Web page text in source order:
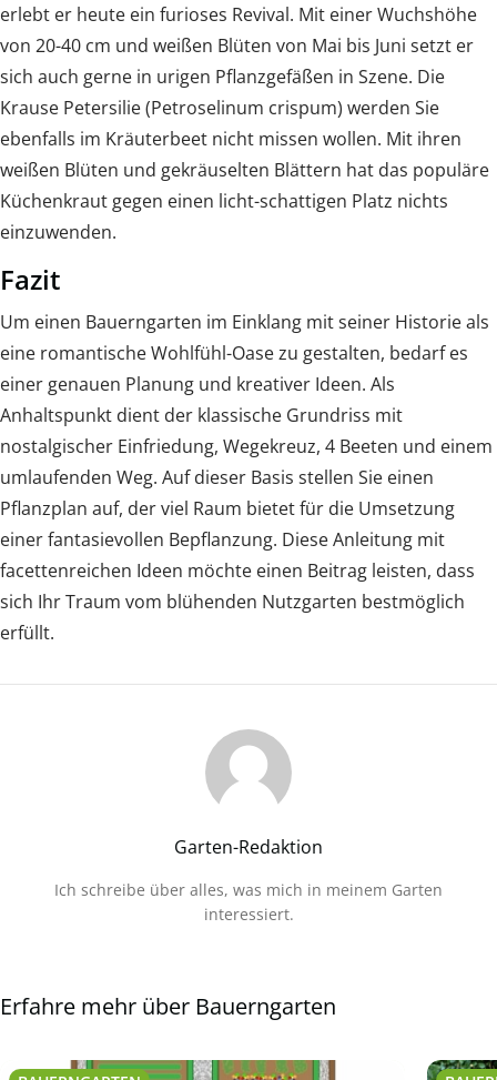
erlebt er heute ein furioses Revival. Mit einer Wuchshöhe
von 20-40 cm und weißen Blüten von Mai bis Juni setzt er
sich auch gerne in urigen Pflanzgefäßen in Szene. Die
Krause Petersilie (Petroselinum crispum) werden Sie
ebenfalls im Kräuterbeet nicht missen wollen. Mit ihren
weißen Blüten und gekräuselten Blättern hat das populäre
Küchenkraut gegen einen licht-schattigen Platz nichts
einzuwenden.
Fazit
Um einen Bauerngarten im Einklang mit seiner Historie als
eine romantische Wohlfühl-Oase zu gestalten, bedarf es
einer genauen Planung und kreativer Ideen. Als
Anhaltspunkt dient der klassische Grundriss mit
nostalgischer Einfriedung, Wegekreuz, 4 Beeten und einem
umlaufenden Weg. Auf dieser Basis stellen Sie einen
Pflanzplan auf, der viel Raum bietet für die Umsetzung
einer fantasievollen Bepflanzung. Diese Anleitung mit
facettenreichen Ideen möchte einen Beitrag leisten, dass
sich Ihr Traum vom blühenden Nutzgarten bestmöglich
erfüllt.
Garten-Redaktion
Ich schreibe über alles, was mich in meinem Garten
interessiert.
Erfahre mehr über Bauerngarten